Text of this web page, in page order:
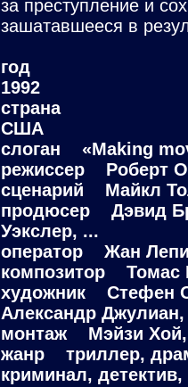
за преступление и
зашатавшееся в
год
1992
страна
США
слоган «Making
режиссер Роберт
сценарий Майкл
продюсер Дэвид
Уэкслер, ...
оператор Жан
композитор Томас
художник Стефен
Александр Джулиан,
монтаж Мэйзи Хой,
жанр триллер,
криминал, детектив,